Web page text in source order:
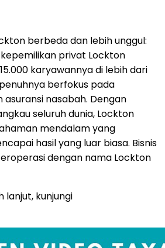
berbeda dan lebih unggul:
privat Lockton
karyawannya di lebih dari
berfokus pada
asuransi nasabah. Dengan
seluruh dunia, Lockton
mendalam yang
hasil yang luar biasa. Bisnis
dengan nama Lockton
lanjut, kunjungi